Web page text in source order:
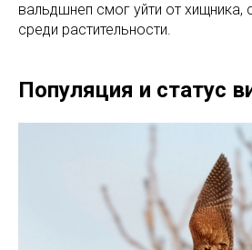
вальдшнеп смог уйти от хищника,
среди растительности.
Популяция и статус